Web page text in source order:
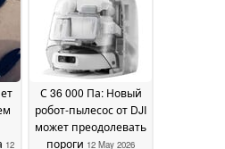
защитный чехол в
действии20 May 2026
12
С 36 000 Па: Новый
робот-пылесос от DJI
может преодолевать
пороги 12 May 2026